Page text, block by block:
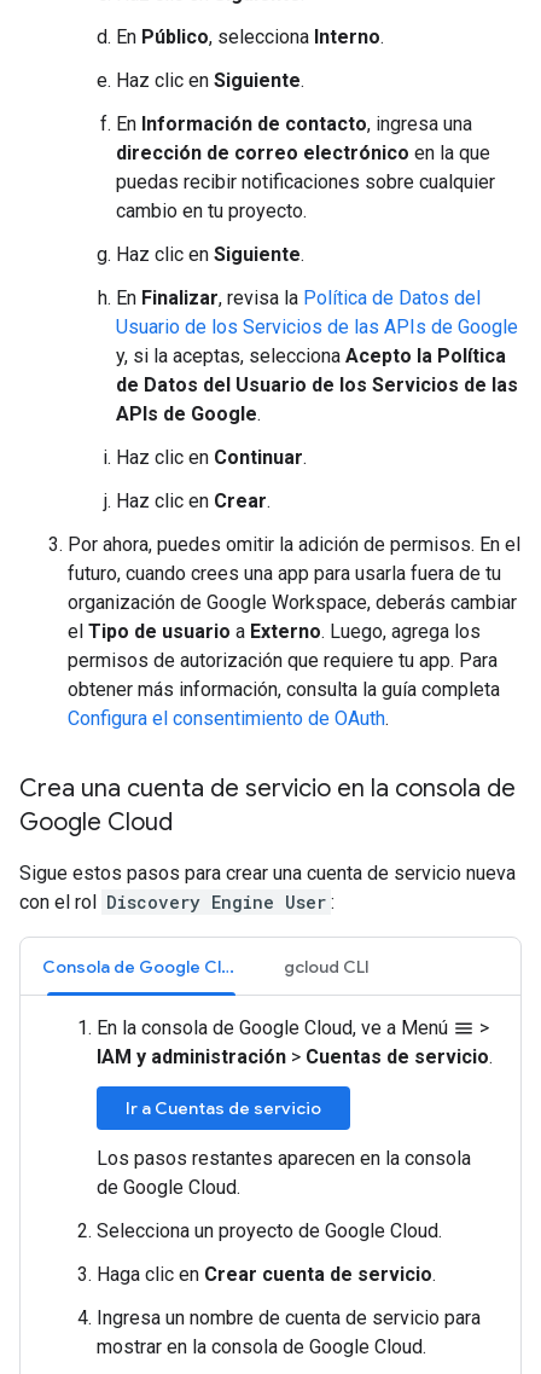
En Público, selecciona Interno.
Haz clic en Siguiente.
En Información de contacto, ingresa una
dirección de correo electrónico en la que
puedas recibir notificaciones sobre cualquier
cambio en tu proyecto.
Haz clic en Siguiente.
En Finalizar, revisa la Política de Datos del
Usuario de los Servicios de las APIs de Google
y, si la aceptas, selecciona Acepto la Política
de Datos del Usuario de los Servicios de las
APIs de Google.
Haz clic en Continuar.
Haz clic en Crear.
Por ahora, puedes omitir la adición de permisos. En el
futuro, cuando crees una app para usarla fuera de tu
organización de Google Workspace, deberás cambiar
el Tipo de usuario a Externo. Luego, agrega los
permisos de autorización que requiere tu app. Para
obtener más información, consulta la guía completa
Configura el consentimiento de OAuth.
Crea una cuenta de servicio en la consola de
Google Cloud
Sigue estos pasos para crear una cuenta de servicio nueva
con el rol Discovery Engine User :
Consola de Google Cloud gcloud CLI
En la consola de Google Cloud, ve a Menú menu >
IAM y administración > Cuentas de servicio.
Ir a Cuentas de servicio
Los pasos restantes aparecen en la consola
de Google Cloud.
Selecciona un proyecto de Google Cloud.
Haga clic en Crear cuenta de servicio.
Ingresa un nombre de cuenta de servicio para
mostrar en la consola de Google Cloud.